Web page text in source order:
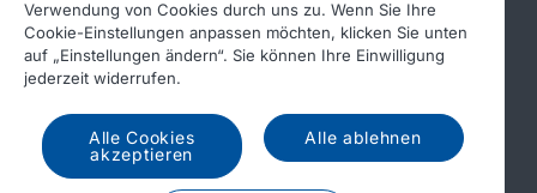
© 2026 DAF
Rechtlicher Hinweis
Datenschutzerklärung
DAF und Cookies
Income Tax Report
Verwendung von Cookies durch uns zu. Wenn Sie Ihre
Cookie-Einstellungen anpassen möchten, klicken Sie unten
auf „Einstellungen ändern“. Sie können Ihre Einwilligung
jederzeit widerrufen.
Alle Cookies
akzeptieren
Alle ablehnen